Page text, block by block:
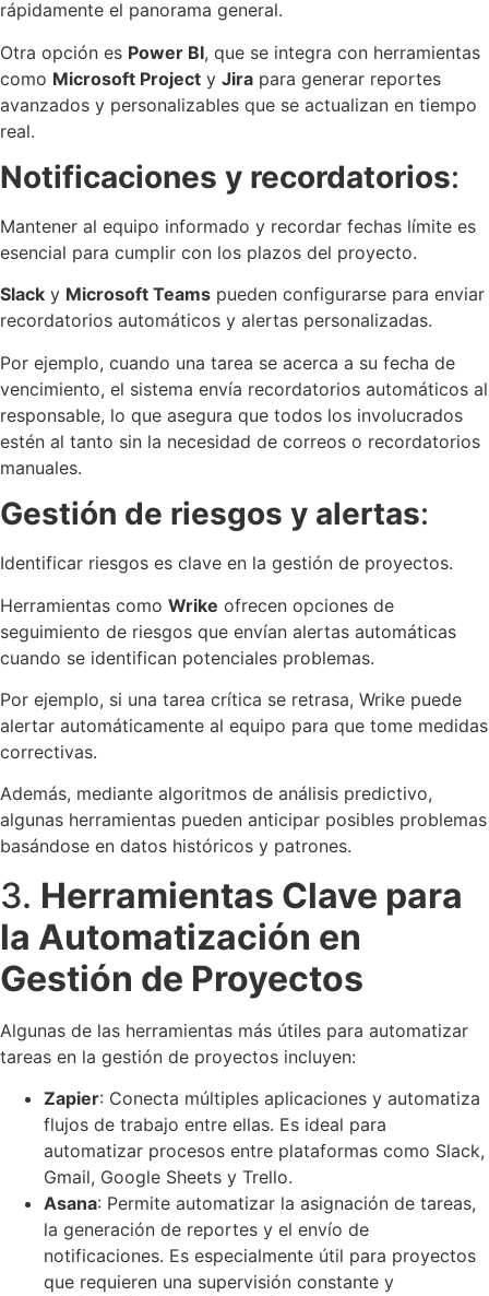
rápidamente el panorama general.
Otra opción es Power BI, que se integra con herramientas
como Microsoft Project y Jira para generar reportes
avanzados y personalizables que se actualizan en tiempo
real.
Notificaciones y recordatorios:
Mantener al equipo informado y recordar fechas límite es
esencial para cumplir con los plazos del proyecto.
Slack y Microsoft Teams pueden configurarse para enviar
recordatorios automáticos y alertas personalizadas.
Por ejemplo, cuando una tarea se acerca a su fecha de
vencimiento, el sistema envía recordatorios automáticos al
responsable, lo que asegura que todos los involucrados
estén al tanto sin la necesidad de correos o recordatorios
manuales.
Gestión de riesgos y alertas:
Identificar riesgos es clave en la gestión de proyectos.
Herramientas como Wrike ofrecen opciones de
seguimiento de riesgos que envían alertas automáticas
cuando se identifican potenciales problemas.
Por ejemplo, si una tarea crítica se retrasa, Wrike puede
alertar automáticamente al equipo para que tome medidas
correctivas.
Además, mediante algoritmos de análisis predictivo,
algunas herramientas pueden anticipar posibles problemas
basándose en datos históricos y patrones.
3. Herramientas Clave para
la Automatización en
Gestión de Proyectos
Algunas de las herramientas más útiles para automatizar
tareas en la gestión de proyectos incluyen:
Zapier: Conecta múltiples aplicaciones y automatiza
flujos de trabajo entre ellas. Es ideal para
automatizar procesos entre plataformas como Slack,
Gmail, Google Sheets y Trello.
Asana: Permite automatizar la asignación de tareas,
la generación de reportes y el envío de
notificaciones. Es especialmente útil para proyectos
que requieren una supervisión constante y